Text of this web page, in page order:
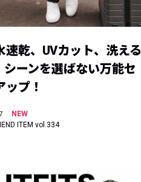
速乾、UVカット、洗える
ーンを選ばない万能セ
ップ！
NEW
ITEM vol.334